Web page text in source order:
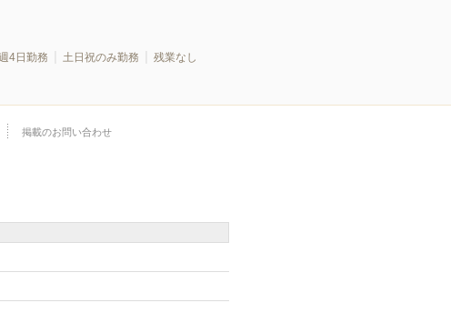
4日勤務 土日祝のみ勤務
残業なし
掲載のお問い合わせ